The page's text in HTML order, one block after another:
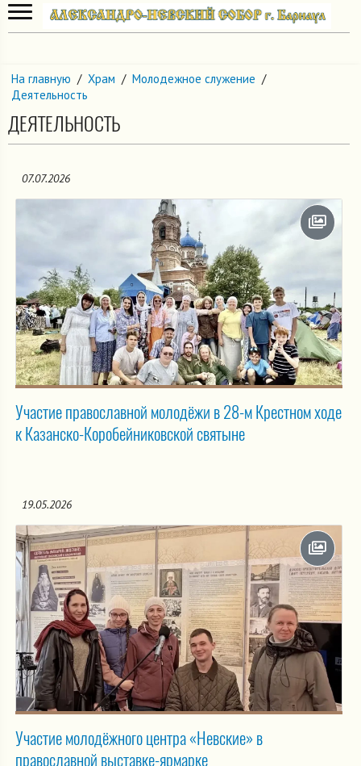
На главную / Храм / Молодежное служение /
Деятельность
ДЕЯТЕЛЬНОСТЬ
07.07.2026
Участие православной молодёжи в 28-м Крестном ходе
к Казанско-Коробейниковской святыне
19.05.2026
Участие молодёжного центра «Невские» в
православной выставке-ярмарке